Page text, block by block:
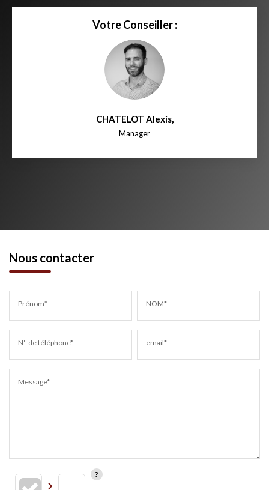
Votre Conseiller :
CHATELOT Alexis,
Manager
Nous contacter
Prénom* NOM*
N° de téléphone* email*
Message*